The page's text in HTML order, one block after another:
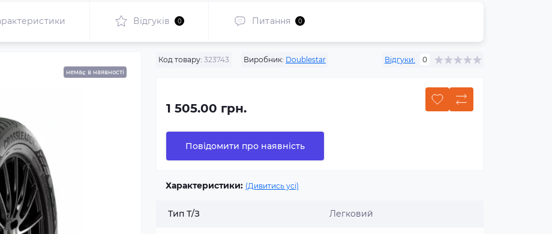
Відгуків 0 Питання 0
немає в наявності
Код товару: 323743 Виробник: Doublestar Відгуки: 0
1 505.00 грн.
Повідомити про наявність
Характеристики: (Дивитись усі)
Тип Т/З Легковий